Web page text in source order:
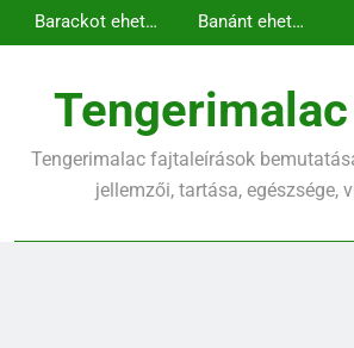
Ugrás
a
amit tudnod kell
tengerimalac
nyúl együtt
Barackot ehet a
tengerimalac?
Banánt ehet a
tengerimalac?
Kopasz
amit tudnod kell
Tengerimalac fajtaleírások
jellemzői, tartása, egészsége,